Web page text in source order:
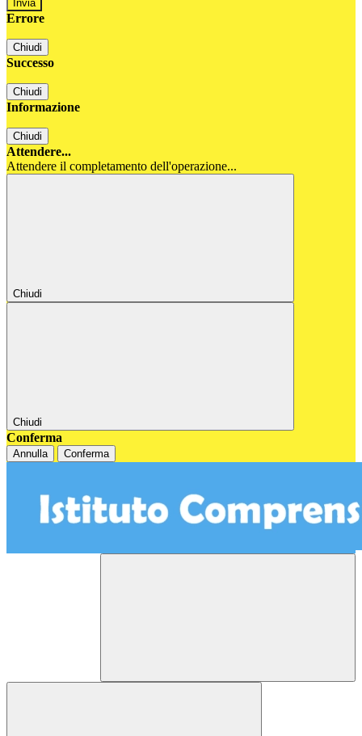
Errore
Chiudi
Successo
Chiudi
Informazione
Chiudi
Attendere...
Attendere il completamento dell'operazione...
Chiudi
Chiudi
Conferma
Annulla Conferma